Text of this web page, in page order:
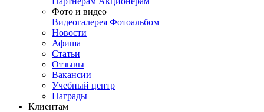
Фото и видео
Видеогалерея Фотоальбом
Новости
Афиша
Статьи
Отзывы
Вакансии
Учебный центр
Награды
Клиентам